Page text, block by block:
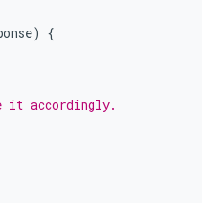
)
{
it accordingly.